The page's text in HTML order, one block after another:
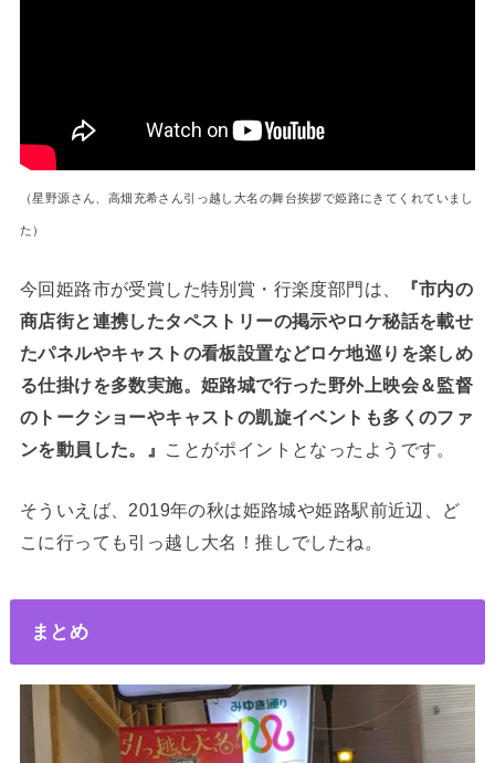
（星野源さん、高畑充希さん引っ越し大名の舞台挨拶で姫路にきてくれていまし
た）
今回姫路市が受賞した特別賞・行楽度部門は、
『市内の
商店街と連携したタペストリーの掲示やロケ秘話を載せ
たパネルやキャストの看板設置などロケ地巡りを楽しめ
る仕掛けを多数実施。姫路城で行った野外上映会＆監督
のトークショーやキャストの凱旋イベントも多くのファ
ンを動員した。』 ことがポイントとなったようです。
そういえば、2019年の秋は姫路城や姫路駅前近辺、ど
こに行っても引っ越し大名！推しでしたね。
まとめ